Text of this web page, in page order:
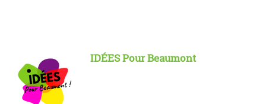
IDÉES Pour Beaumont